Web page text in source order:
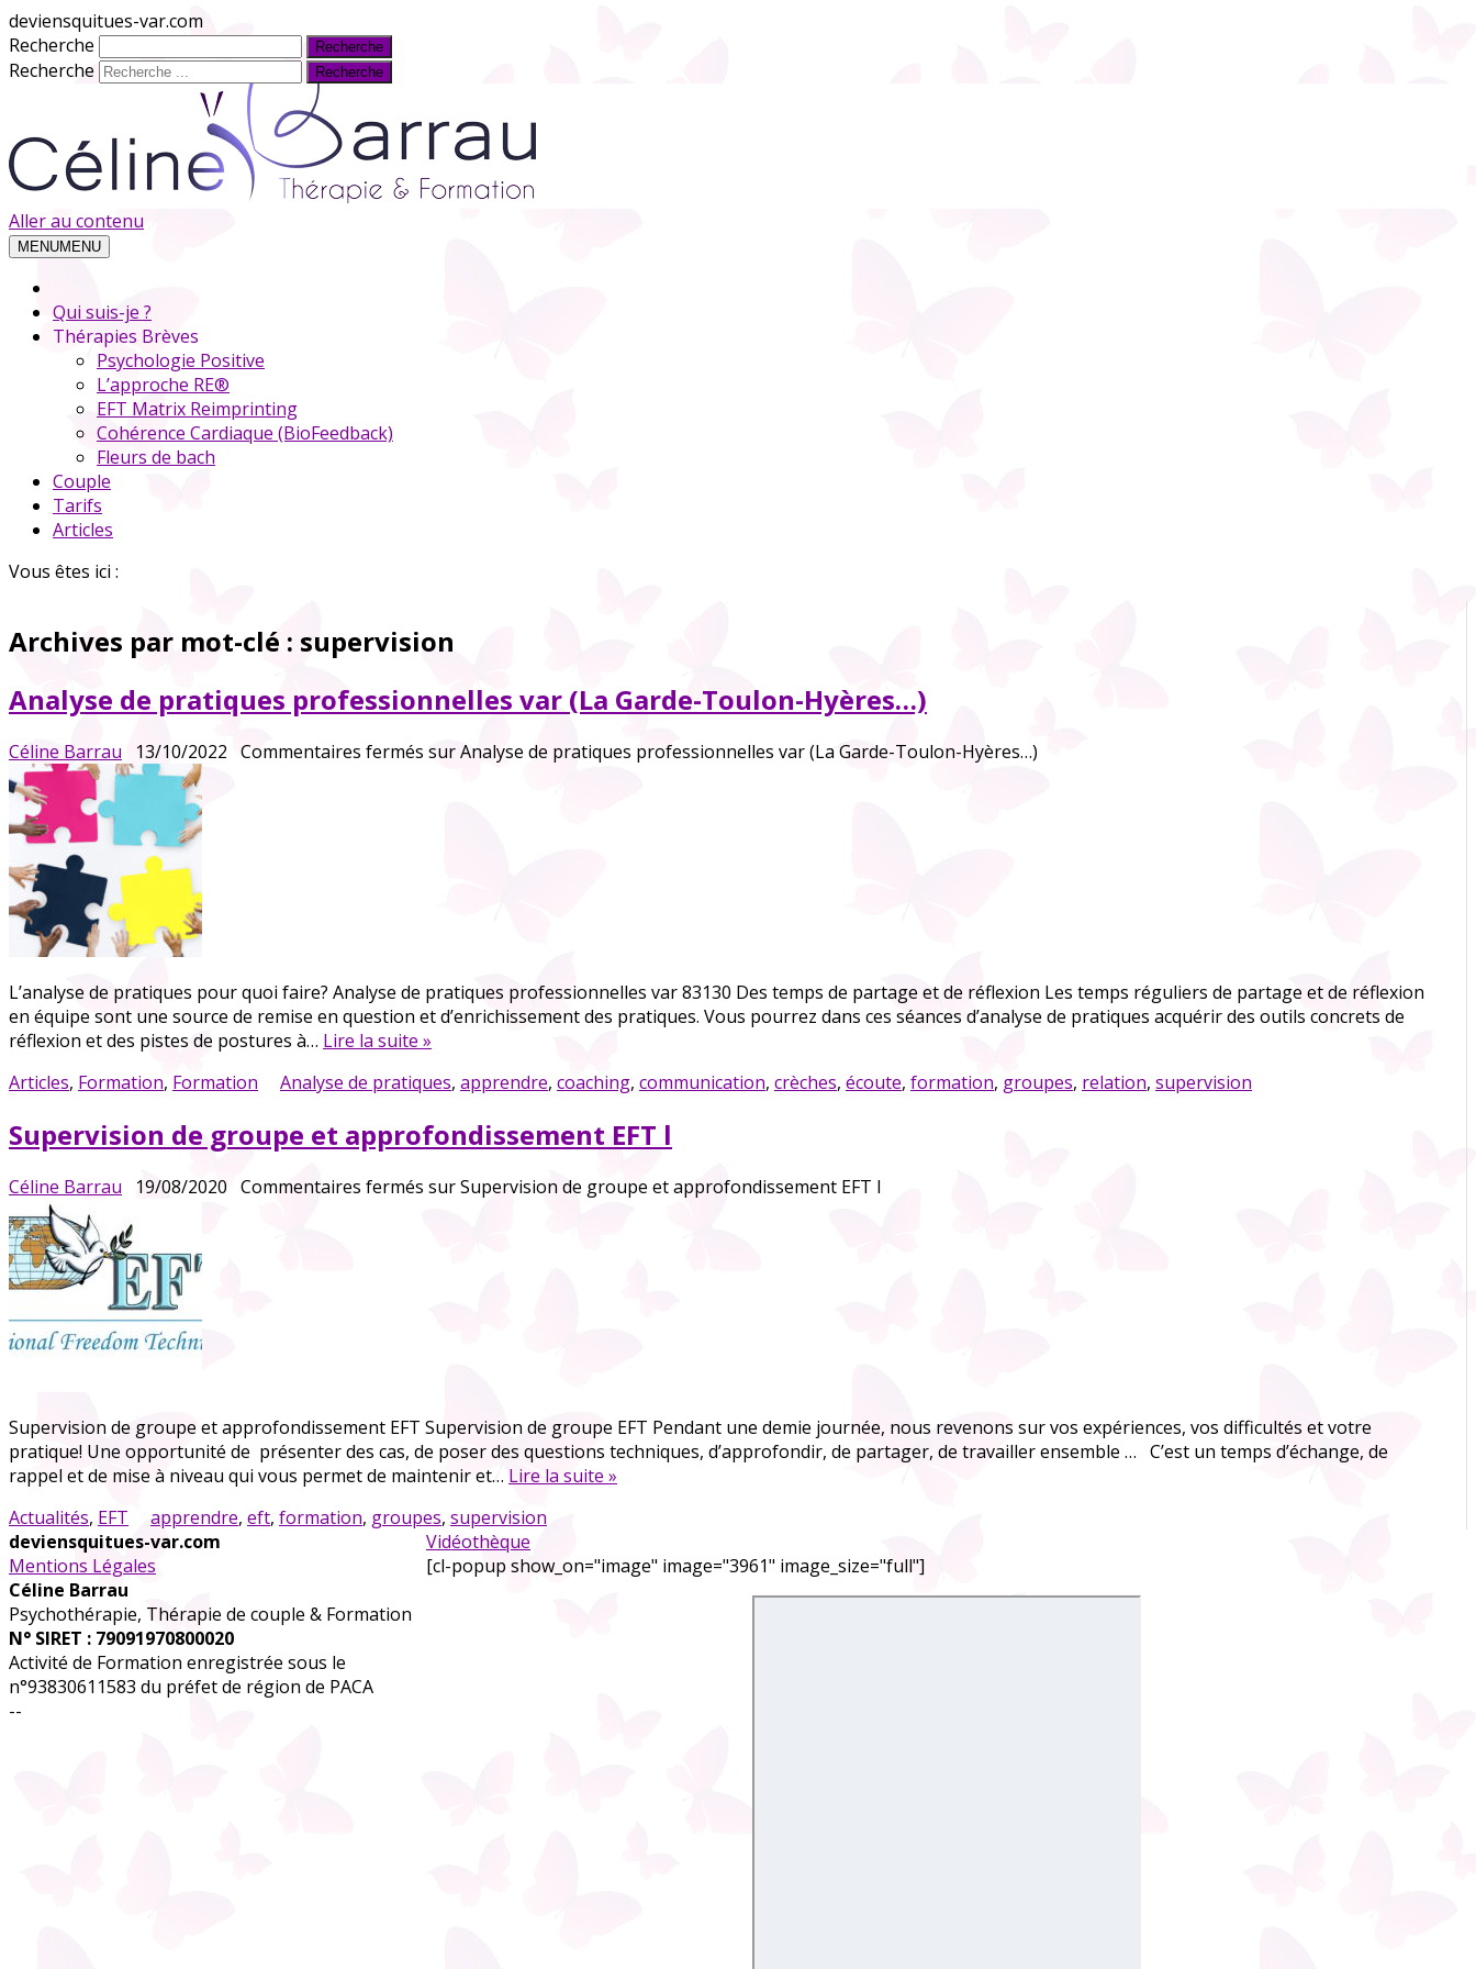
deviensquitues-var.com
Recherche
Recherche
Aller au contenu
MENUMENU
Qui suis-je ?
Thérapies Brèves
Psychologie Positive
L’approche RE®
EFT Matrix Reimprinting
Cohérence Cardiaque (BioFeedback)
Fleurs de bach
Couple
Tarifs
Articles
Vous êtes ici :
Archives par mot-clé : supervision
Analyse de pratiques professionnelles var (La Garde-Toulon-Hyères…)
Céline Barrau 13/10/2022 Commentaires fermés sur Analyse de pratiques professionnelles var (La Garde-Toulon-Hyères…)
L’analyse de pratiques pour quoi faire? Analyse de pratiques professionnelles var 83130 Des temps de partage et de réflexion Les temps réguliers de partage et de réflexion
en équipe sont une source de remise en question et d’enrichissement des pratiques. Vous pourrez dans ces séances d’analyse de pratiques acquérir des outils concrets de
réflexion et des pistes de postures à… Lire la suite »
Articles, Formation, Formation Analyse de pratiques, apprendre, coaching, communication, crèches, écoute, formation, groupes, relation, supervision
Supervision de groupe et approfondissement EFT l
Céline Barrau 19/08/2020 Commentaires fermés sur Supervision de groupe et approfondissement EFT l
Supervision de groupe et approfondissement EFT Supervision de groupe EFT Pendant une demie journée, nous revenons sur vos expériences, vos difficultés et votre
pratique! Une opportunité de présenter des cas, de poser des questions techniques, d’approfondir, de partager, de travailler ensemble … C’est un temps d’échange, de
rappel et de mise à niveau qui vous permet de maintenir et… Lire la suite »
Actualités, EFT apprendre, eft, formation, groupes, supervision
Vidéothèque
[cl-popup show_on="image" image="3961" image_size="full"]
deviensquitues-var.com
Mentions Légales
Céline Barrau
Psychothérapie, Thérapie de couple & Formation
N° SIRET : 79091970800020
Activité de Formation enregistrée sous le
n°93830611583 du préfet de région de PACA
--